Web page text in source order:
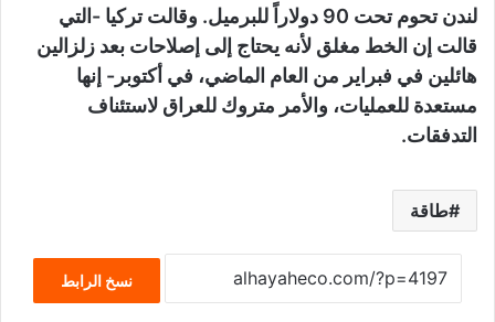
لندن تحوم تحت 90 دولاراً للبرميل. وقالت تركيا -التي
قالت إن الخط مغلق لأنه يحتاج إلى إصلاحات بعد زلزالين
هائلين في فبراير من العام الماضي، في أكتوبر- إنها
مستعدة للعمليات، والأمر متروك للعراق لاستئناف
التدفقات.
طاقة
نسخ الرابط